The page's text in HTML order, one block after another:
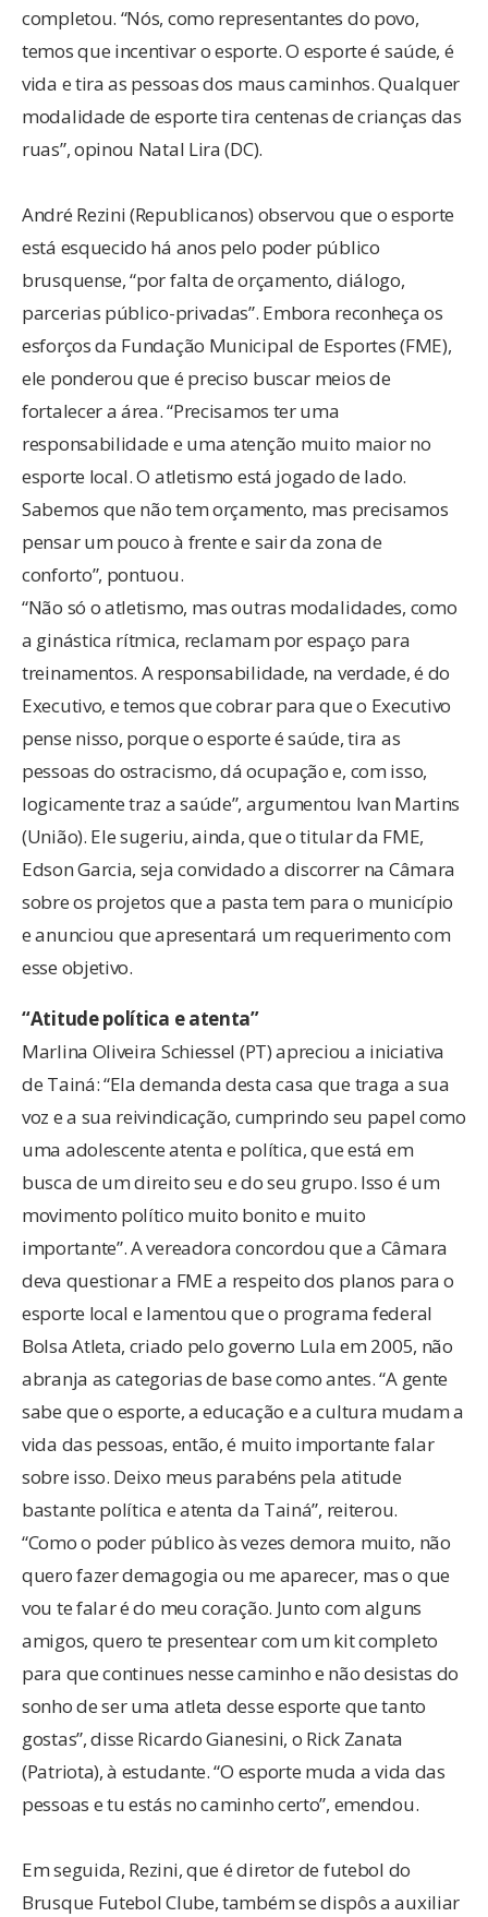
completou. “Nós, como representantes do povo,
temos que incentivar o esporte. O esporte é saúde, é
vida e tira as pessoas dos maus caminhos. Qualquer
modalidade de esporte tira centenas de crianças das
ruas”, opinou Natal Lira (DC).
André Rezini (Republicanos) observou que o esporte
está esquecido há anos pelo poder público
brusquense, “por falta de orçamento, diálogo,
parcerias público-privadas”. Embora reconheça os
esforços da Fundação Municipal de Esportes (FME),
ele ponderou que é preciso buscar meios de
fortalecer a área. “Precisamos ter uma
responsabilidade e uma atenção muito maior no
esporte local. O atletismo está jogado de lado.
Sabemos que não tem orçamento, mas precisamos
pensar um pouco à frente e sair da zona de
conforto”, pontuou.
“Não só o atletismo, mas outras modalidades, como
a ginástica rítmica, reclamam por espaço para
treinamentos. A responsabilidade, na verdade, é do
Executivo, e temos que cobrar para que o Executivo
pense nisso, porque o esporte é saúde, tira as
pessoas do ostracismo, dá ocupação e, com isso,
logicamente traz a saúde”, argumentou Ivan Martins
(União). Ele sugeriu, ainda, que o titular da FME,
Edson Garcia, seja convidado a discorrer na Câmara
sobre os projetos que a pasta tem para o município
e anunciou que apresentará um requerimento com
esse objetivo.
“Atitude política e atenta”
Marlina Oliveira Schiessel (PT) apreciou a iniciativa
de Tainá: “Ela demanda desta casa que traga a sua
voz e a sua reivindicação, cumprindo seu papel como
uma adolescente atenta e política, que está em
busca de um direito seu e do seu grupo. Isso é um
movimento político muito bonito e muito
importante”. A vereadora concordou que a Câmara
deva questionar a FME a respeito dos planos para o
esporte local e lamentou que o programa federal
Bolsa Atleta, criado pelo governo Lula em 2005, não
abranja as categorias de base como antes. “A gente
sabe que o esporte, a educação e a cultura mudam a
vida das pessoas, então, é muito importante falar
sobre isso. Deixo meus parabéns pela atitude
bastante política e atenta da Tainá”, reiterou.
“Como o poder público às vezes demora muito, não
quero fazer demagogia ou me aparecer, mas o que
vou te falar é do meu coração. Junto com alguns
amigos, quero te presentear com um kit completo
para que continues nesse caminho e não desistas do
sonho de ser uma atleta desse esporte que tanto
gostas”, disse Ricardo Gianesini, o Rick Zanata
(Patriota), à estudante. “O esporte muda a vida das
pessoas e tu estás no caminho certo”, emendou.
Em seguida, Rezini, que é diretor de futebol do
Brusque Futebol Clube, também se dispôs a auxiliar